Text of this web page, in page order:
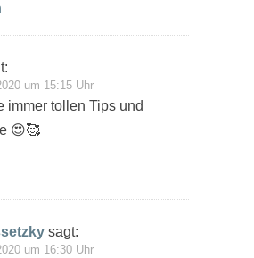
um 15:15 Uhr
immer tollen Tips und
😍🥰
sagt:
um 16:30 Uhr